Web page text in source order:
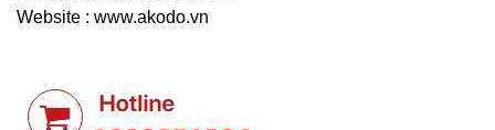
Website : www.akodo.vn